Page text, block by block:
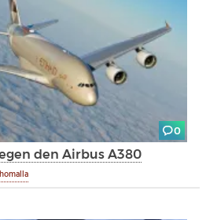
0
den Airbus A380